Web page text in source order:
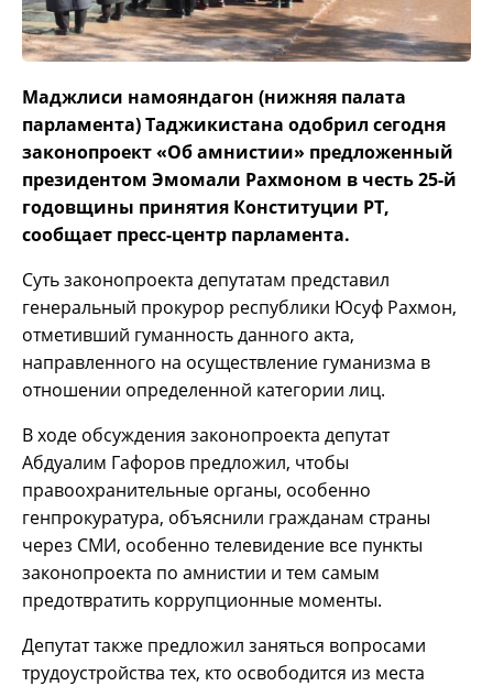
Маджлиси намояндагон (нижняя палата
парламента) Таджикистана одобрил сегодня
законопроект «Об амнистии» предложенный
президентом Эмомали Рахмоном в честь 25-й
годовщины принятия Конституции РТ,
сообщает пресс-центр парламента.
Суть законопроекта депутатам представил
генеральный прокурор республики Юсуф Рахмон,
отметивший гуманность данного акта,
направленного на осуществление гуманизма в
отношении определенной категории лиц.
В ходе обсуждения законопроекта депутат
Абдуалим Гафоров предложил, чтобы
правоохранительные органы, особенно
генпрокуратура, объяснили гражданам страны
через СМИ, особенно телевидение все пункты
законопроекта по амнистии и тем самым
предотвратить коррупционные моменты.
Депутат также предложил заняться вопросами
трудоустройства тех, кто освободится из места